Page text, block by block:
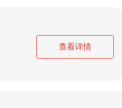
查看详情